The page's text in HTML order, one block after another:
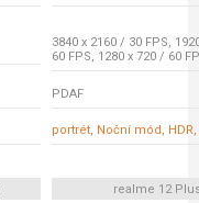
3840 x 2160 / 30 FPS,
60 FPS, 1280 x 720 / 60
PDAF
portrét, Noční mód,
realme 12